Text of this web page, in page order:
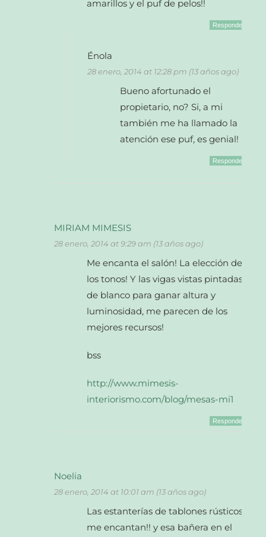
amarillos y el puf de pelos!!
Responder
Énola
28 enero, 2014 at 12:28 pm (13 años ago)
Bueno afortunado el
propietario, no? Si, a mi
también me ha llamado la
atención ese puf, es genial!
Responder
MIRIAM MIMESIS
28 enero, 2014 at 9:29 am (13 años ago)
Me encanta el salón! La elección de
los tonos! Y las vigas vistas pintadas
de blanco para ganar altura y
luminosidad, me parecen de los
mejores recursos!
bss
http://www.mimesis-
interiorismo.com/blog/mesas-mi1
Responder
Noelia
28 enero, 2014 at 10:01 am (13 años ago)
Las estanterías de tablones rústicos
me encantan!! y esa bañera en el